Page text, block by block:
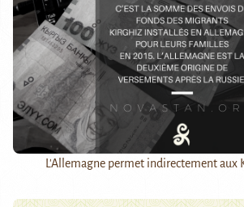
L'Allemagne permet indirectement aux